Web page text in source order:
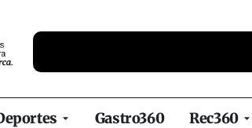
Gastro360 Rec360